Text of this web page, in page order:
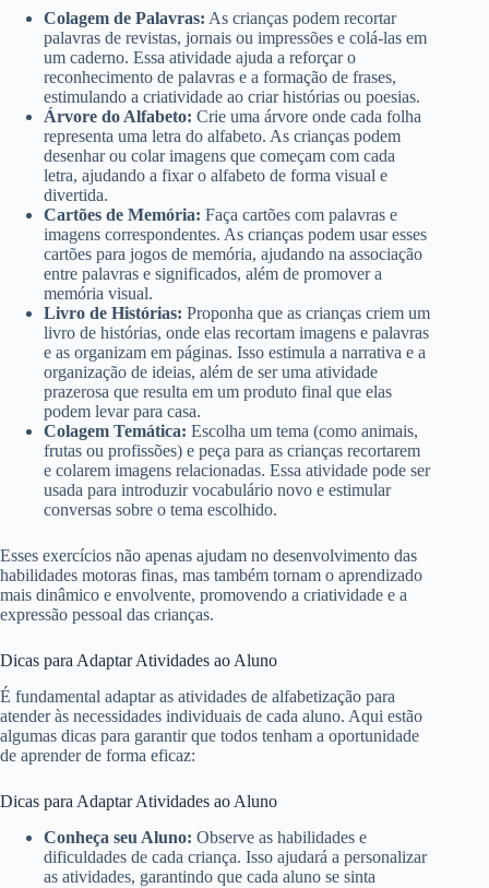
Colagem de Palavras: As crianças podem recortar
palavras de revistas, jornais ou impressões e colá-las em
um caderno. Essa atividade ajuda a reforçar o
reconhecimento de palavras e a formação de frases,
estimulando a criatividade ao criar histórias ou poesias.
Árvore do Alfabeto: Crie uma árvore onde cada folha
representa uma letra do alfabeto. As crianças podem
desenhar ou colar imagens que começam com cada
letra, ajudando a fixar o alfabeto de forma visual e
divertida.
Cartões de Memória: Faça cartões com palavras e
imagens correspondentes. As crianças podem usar esses
cartões para jogos de memória, ajudando na associação
entre palavras e significados, além de promover a
memória visual.
Livro de Histórias: Proponha que as crianças criem um
livro de histórias, onde elas recortam imagens e palavras
e as organizam em páginas. Isso estimula a narrativa e a
organização de ideias, além de ser uma atividade
prazerosa que resulta em um produto final que elas
podem levar para casa.
Colagem Temática: Escolha um tema (como animais,
frutas ou profissões) e peça para as crianças recortarem
e colarem imagens relacionadas. Essa atividade pode ser
usada para introduzir vocabulário novo e estimular
conversas sobre o tema escolhido.
Esses exercícios não apenas ajudam no desenvolvimento das
habilidades motoras finas, mas também tornam o aprendizado
mais dinâmico e envolvente, promovendo a criatividade e a
expressão pessoal das crianças.
Dicas para Adaptar Atividades ao Aluno
É fundamental adaptar as atividades de alfabetização para
atender às necessidades individuais de cada aluno. Aqui estão
algumas dicas para garantir que todos tenham a oportunidade
de aprender de forma eficaz:
Dicas para Adaptar Atividades ao Aluno
Conheça seu Aluno: Observe as habilidades e
dificuldades de cada criança. Isso ajudará a personalizar
as atividades, garantindo que cada aluno se sinta